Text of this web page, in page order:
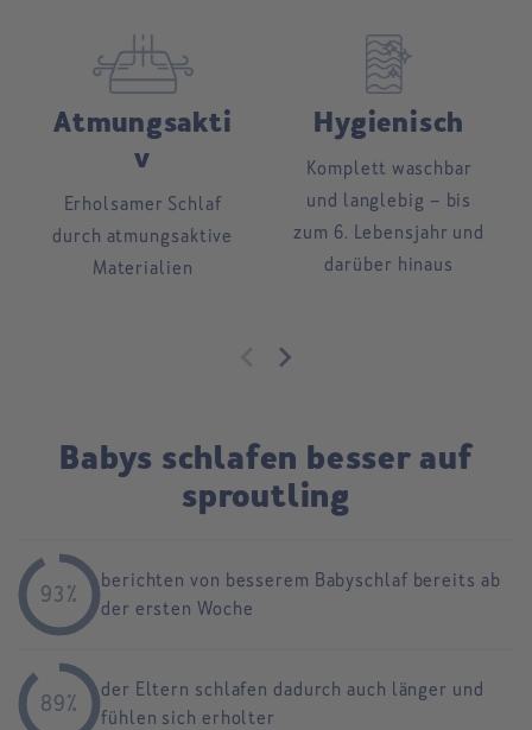
Atmungsakti
v
Erholsamer Schlaf
durch atmungsaktive
Materialien
Hygienisch
Komplett waschbar
und langlebig – bis
zum 6. Lebensjahr und
darüber hinaus
Babys schlafen besser auf
sproutling
93%
berichten von besserem Babyschlaf bereits ab
der ersten Woche
89%
der Eltern schlafen dadurch auch länger und
fühlen sich erholter